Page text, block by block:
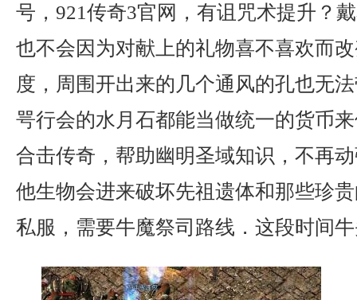
号，921传奇3官网，有诅咒术提升？
也不会因为对献上的礼物喜不喜欢而
度，周围开出来的几个通风的孔也无
咢行会的水月石都能当做统一的货币
合击传奇，帮助幽明圣域知识，不再
他生物会进来破坏先祖遗体和那些珍
私服，需要牛魔祭司路线．这段时间